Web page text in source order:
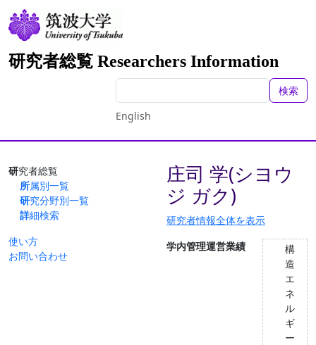
研究者総覧 Researchers Information
検索
English
研究者総覧
所属別一覧
研究分野別一覧
詳細検索
使い方
お問い合わせ
庄司 学(シヨウ
ジ ガク)
研究者情報全体を表示
学内管理運営業績
構
造
エ
ネ
ル
ギ
ー